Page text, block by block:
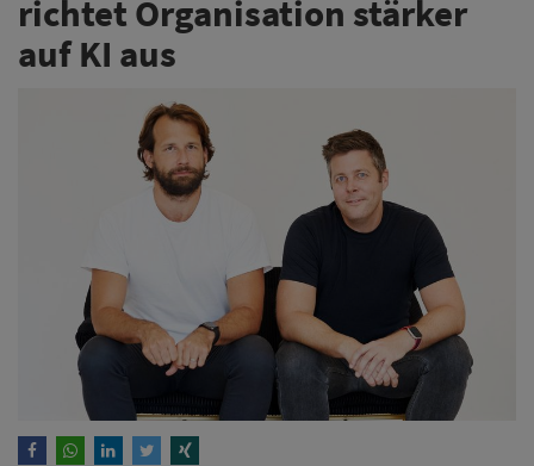
Der Hotelsoftware-Anbieter Mews trennt sich von
Mitarbeitern und richtet seine Organisation stärker auf
künstliche Intelligenz aus. Richard Valtr und Matthijs
Welle betonen zugleich die starke Geschäftslage des
Unternehmens.
Weiterlesen